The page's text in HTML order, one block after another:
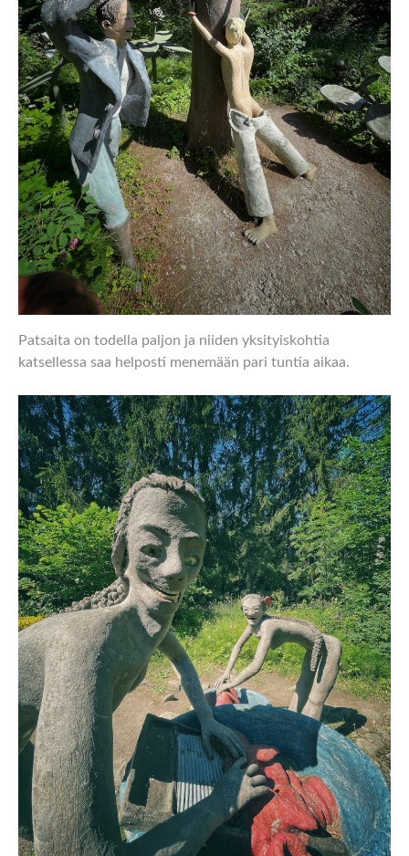
Patsaita on todella paljon ja niiden yksityiskohtia
katsellessa saa helposti menemään pari tuntia aikaa.